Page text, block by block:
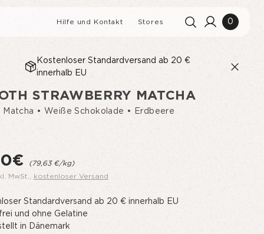
MUFFINS MIT
Hilfe und Kontakt Stores 0
Kostenloser Standardversand ab 20 €
innerhalb EU
Suchergebnisse Alle anzeigen
STRAWBERRY MATCHA
Matcha • Weiße Schokolade • Erdbeere
(79,63 €/kg)
MwSt.
kostenloser Versand
Standardversand ab 20 € innerhalb EU
und ohne Gelatine
in Dänemark